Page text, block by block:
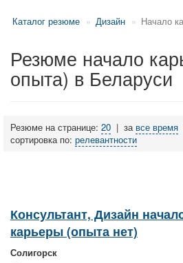
Каталог резюме Дизайн Начало
Резюме начало
опыта) в Беларуси
Резюме на странице: 20 | за все время
сортировка по: релевантности
Консультант, Дизайн
карьеры (опыта нет)
Солигорск